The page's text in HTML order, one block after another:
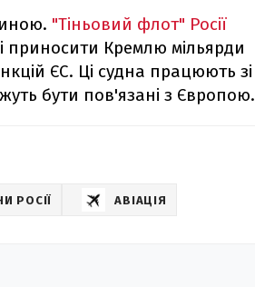
"Тіньовий флот" Росії
приносити Кремлю мільярди
ЄС. Ці судна працюють зі
бути пов'язані з Європою.
РОСІЇ АВІАЦІЯ